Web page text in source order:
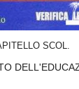
SCOL.